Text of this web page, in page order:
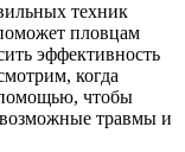
техник
пловцам
эффективность
когда
чтобы
возможные травмы и